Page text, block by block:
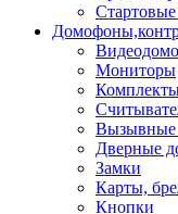
Мониторы
Вызывные
Дверные
Замки
Карты,
Кнопки